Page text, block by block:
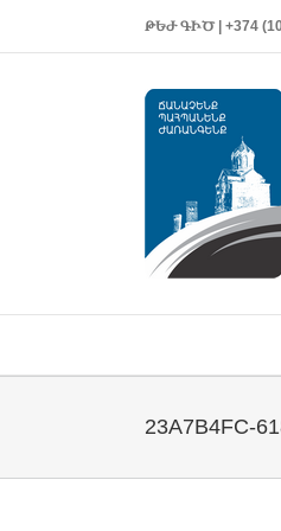
ԹԵԺ ԳԻԾ | +374
23A7B4FC-